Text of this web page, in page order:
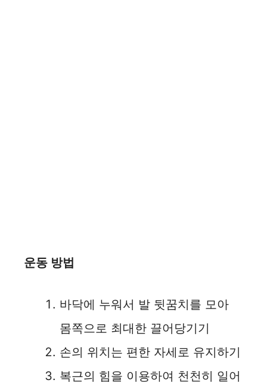
운동 방법
바닥에 누워서 발 뒷꿈치를 모아
몸쪽으로 최대한 끌어당기기
손의 위치는 편한 자세로 유지하기
복근의 힘을 이용하여 천천히 일어